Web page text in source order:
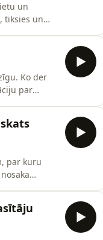
un
tiksies un
Ko der
par
par kuru